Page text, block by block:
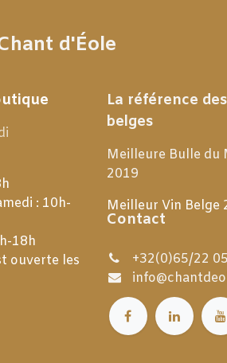
d'Éole
Contact
+32(0)65/22
: 10h-
18h
ouverte les
La référence
belges
Meilleure Bulle du
2019
Meilleur Vin Belge